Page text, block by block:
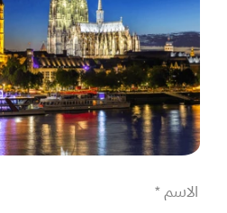
الاسم *